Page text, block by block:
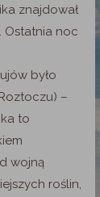
znajdował
Ostatnia noc
było
–
to
wojną
roślin,